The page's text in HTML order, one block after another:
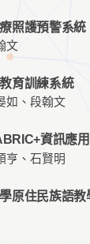
照護預警系統
文
育訓練系統
如、段翰文
資訊應
亨、石賢明
原住民族語教